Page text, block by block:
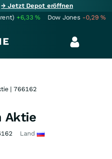
→ Jetzt Depot eröffnen
+6,33% Dow Jones -0,29%
| 766162
Aktie
Land